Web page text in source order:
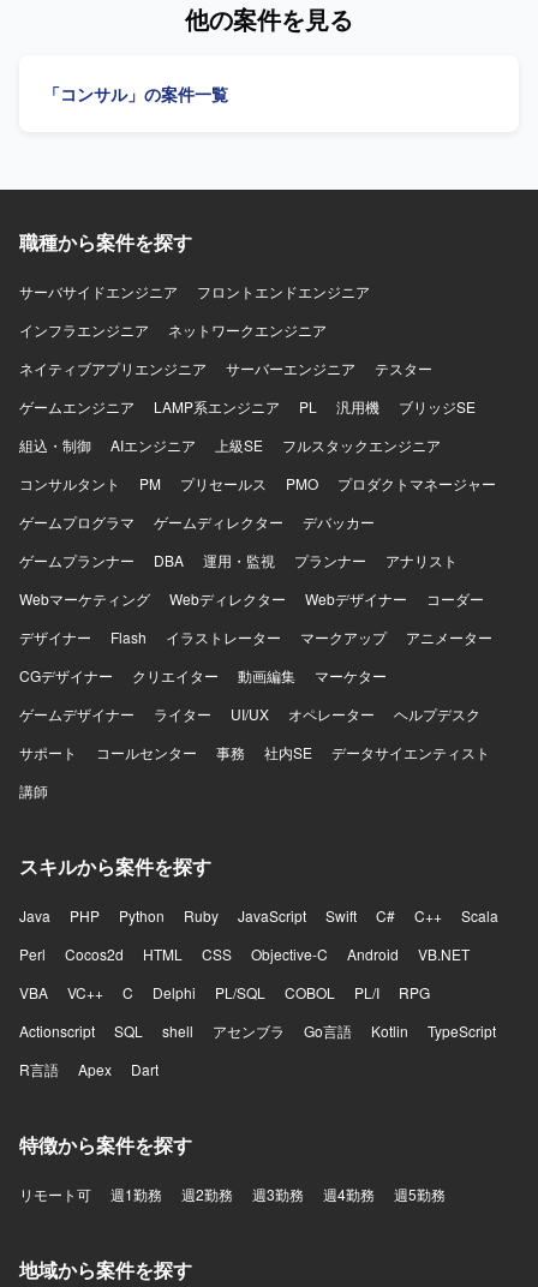
しながらセキュリティ対策の検討から実行、運用としての
でき、顧客課題の整理力や改善提案力を高めることができ
ビス・ツール群を対象として業務を行っていただきます。
性確認、個人情報・機密情報の取り扱い確認、利用規約・
しおよび論点分類、判断基準のパターン化・再利用可能な
た改善提案や社内リテラシー向上のための啓発資料ドラフ
人物像】 事実に基づき結論を出せる方を求めています。判
遂できる方、代替案を提示できる方にご活躍いただける環
む環境において、AI／SaaS／クラウド利用に関するセキュ
リティ相談を通じ実践的なリスク整理と判断に携わること
ができます。CSIRTや情報セキュリティ推進などと連携し
ながら、チェック結果の蓄積を活かした相談品質の安定
ス構築など組織全体のセキュリティレベル向上に貢献でき
るポジションです。 【開発環境】 AI／SaaS／クラウド等
したセキュリティ相談・評価業務の環境でご就業いただき
ます。
他の案件を見る
「コンサル」の案件一覧
職種から案件を探す
サーバサイドエンジニア
フロントエンドエンジニア
インフラエンジニア
ネットワークエンジニア
ネイティブアプリエンジニア
サーバーエンジニア
テスター
ゲームエンジニア
LAMP系エンジニア PL 汎用機
ブリッジSE
組込・制御
AIエンジニア 上級SE
フルスタックエンジニア
コンサルタント
PM プリセールス PMO
プロダクトマネージャー
ゲームプログラマ
ゲームディレクター
デバッカー
ゲームプランナー
DBA 運用・監視 プランナー
アナリスト
Webマーケティング
Webディレクター Webデザイナー
コーダー
デザイナー
Flash イラストレーター マークアップ
アニメーター
CGデザイナー
クリエイター 動画編集
マーケター
ゲームデザイナー
ライター UI/UX オペレーター
ヘルプデスク
サポート
コールセンター 事務 社内SE
データサイエンティスト
講師
スキルから案件を探す
Java PHP Python Ruby JavaScript Swift C# C++
Scala
Perl
Cocos2d HTML CSS Objective-C Android
VB.NET
VBA
VC++ C Delphi PL/SQL COBOL PL/I
RPG
Actionscript
SQL shell アセンブラ Go言語 Kotlin
TypeScript
R言語
Apex Dart
特徴から案件を探す
リモート可 週1勤務 週2勤務 週3勤務 週4勤務 週5勤務
地域から案件を探す